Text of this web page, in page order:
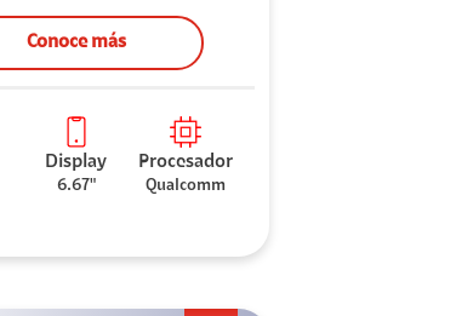
Conoce más
Display
6.67"
Procesador
Qualcomm